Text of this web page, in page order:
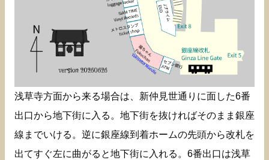
浅草寺方面から来る場合は、新仲見世通りに面した6番
出口から地下街に入る。地下街を抜ければそのまま銀座
線までいける。逆に銀座線到着ホームの先頭から改札を
出てすぐ左に曲がると地下街に入れる。6番出口は浅草